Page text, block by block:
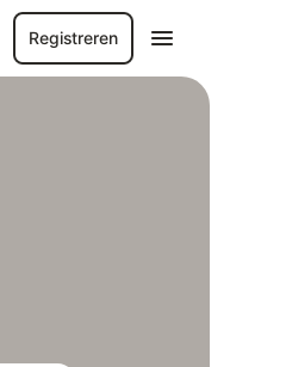
Registreren